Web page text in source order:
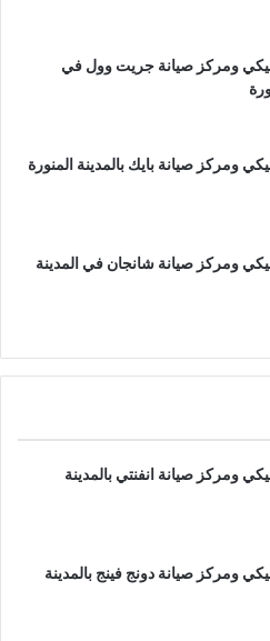
ومركز صيانة جريت وول في
ومركز صيانة بايك بالمدينة المنورة
ومركز صيانة شانجان في المدينة
ومركز صيانة انفنتي بالمدينة
ومركز صيانة دونج فينج بالمدينة